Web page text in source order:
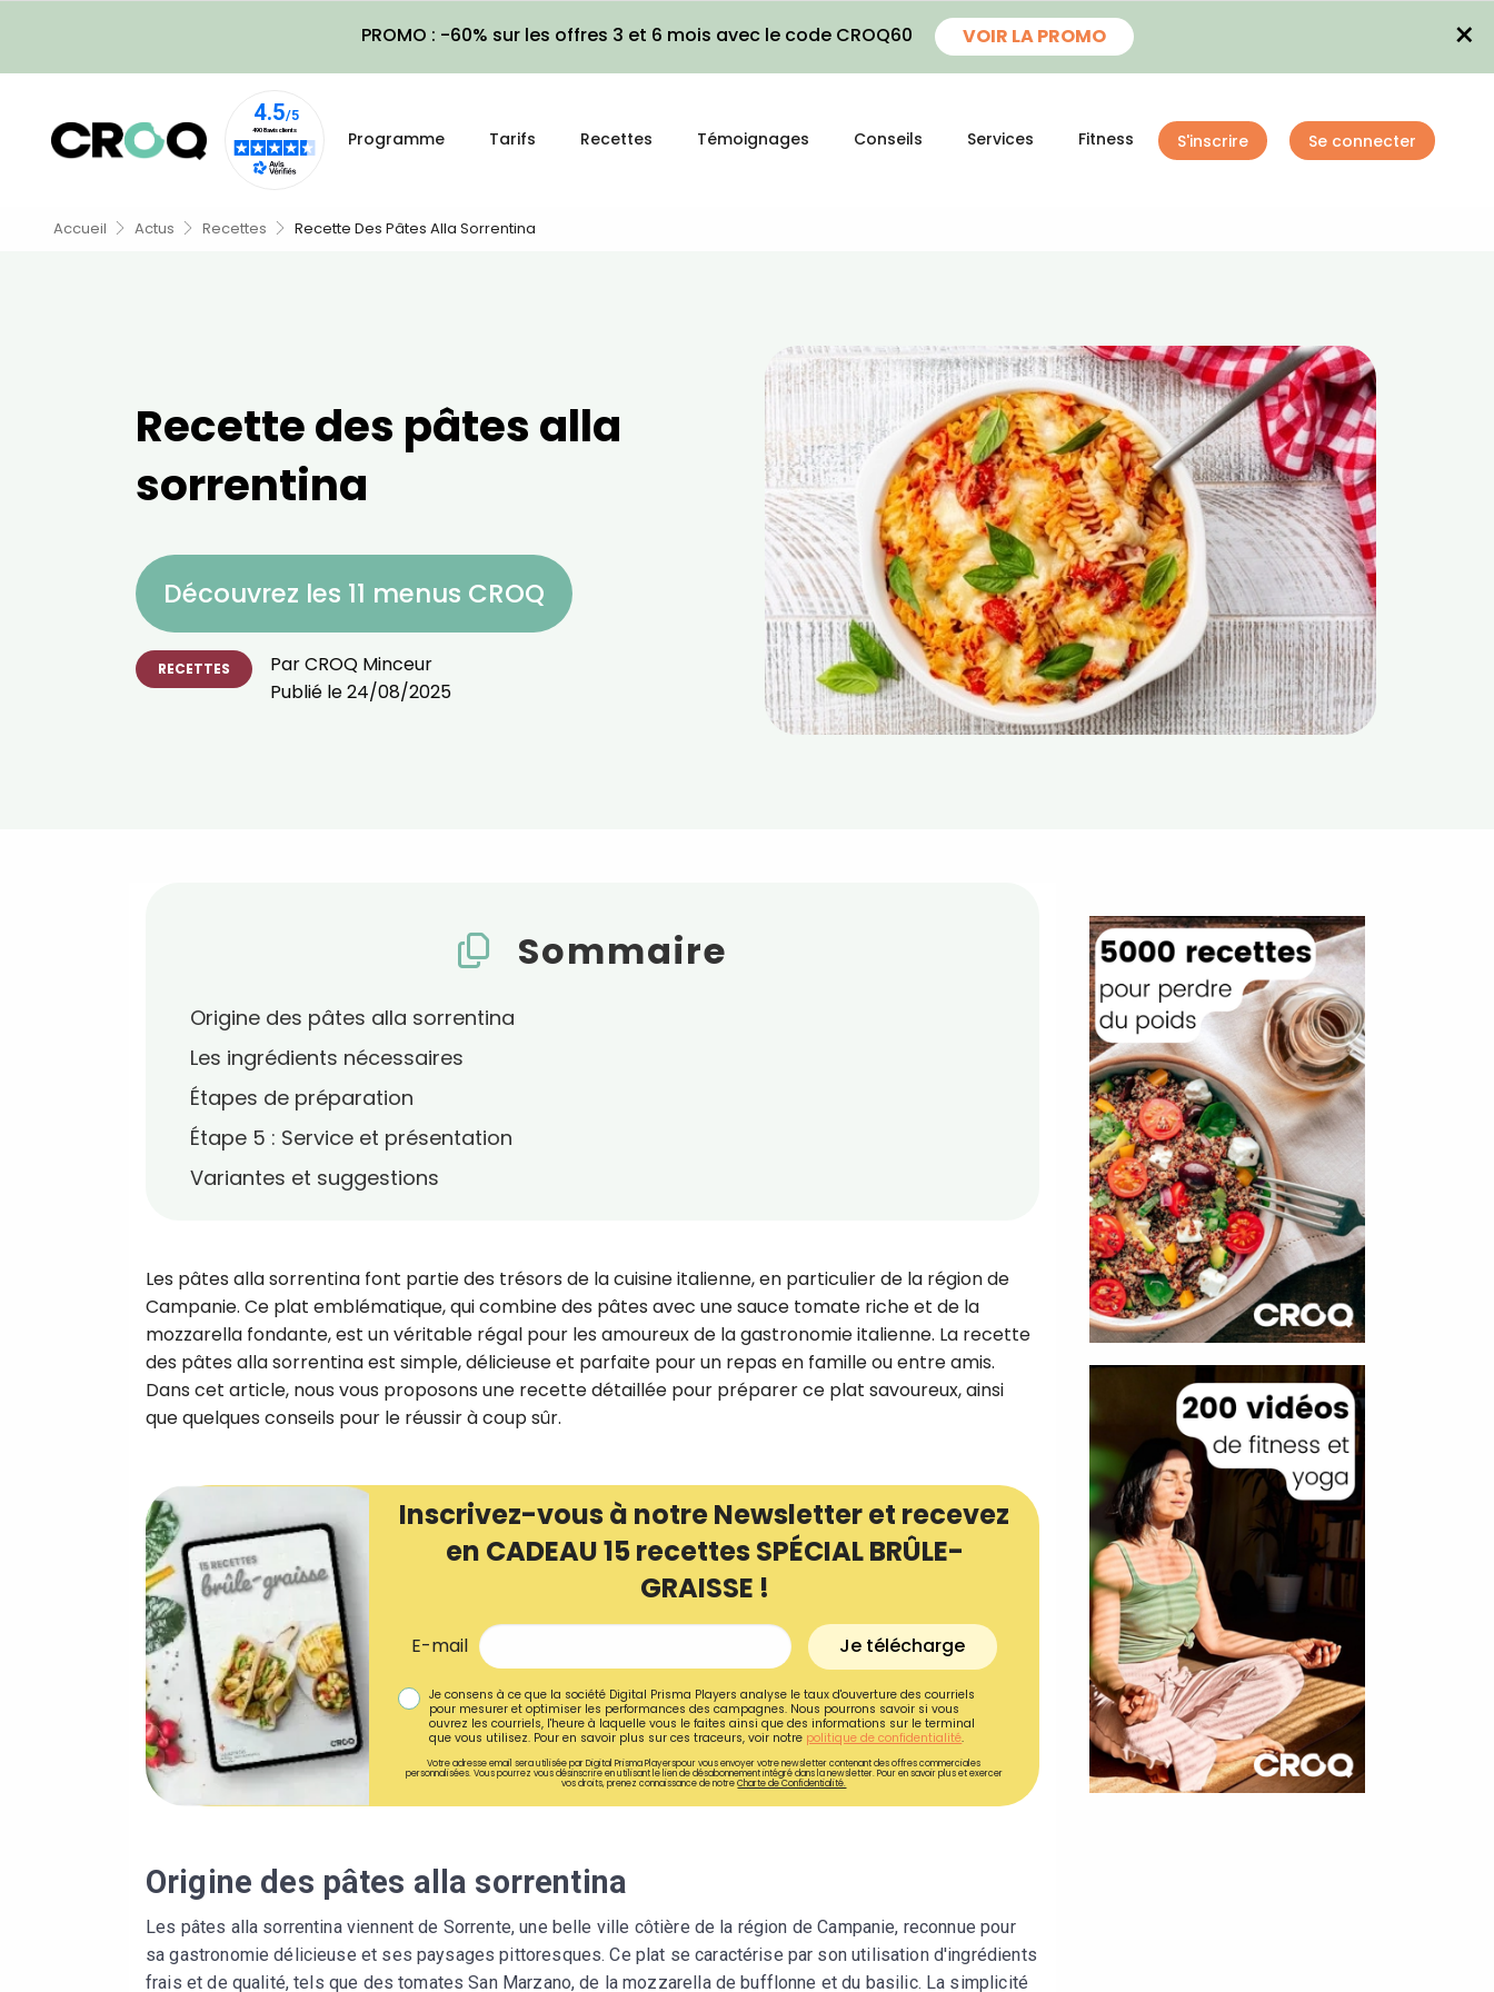
PROMO : -60% sur les offres 3 et 6 mois avec le code CROQ60 VOIR LA PROMO ×
Programme Tarifs Recettes Témoignages Conseils Services Fitness S'inscrire Se connecter
Accueil Actus Recettes Recette Des Pâtes Alla Sorrentina
Recette des pâtes alla
sorrentina
Découvrez les 11 menus CROQ
RECETTES ParCROQ Minceur
Publié le24/08/2025
Sommaire
Origine des pâtes alla sorrentina
Les ingrédients nécessaires
Étapes de préparation
Étape 5 : Service et présentation
Variantes et suggestions
Les pâtes alla sorrentina font partie des trésors de la cuisine italienne, en particulier de la région de
Campanie. Ce plat emblématique, qui combine des pâtes avec une sauce tomate riche et de la
mozzarella fondante, est un véritable régal pour les amoureux de la gastronomie italienne. La recette
des pâtes alla sorrentina est simple, délicieuse et parfaite pour un repas en famille ou entre amis.
Dans cet article, nous vous proposons une recette détaillée pour préparer ce plat savoureux, ainsi
que quelques conseils pour le réussir à coup sûr.
Inscrivez-vous à notre Newsletter et recevez
en CADEAU 15 recettes SPÉCIAL BRÛLE-
GRAISSE !
E-mail Je télécharge
Je consens à ce que la société Digital Prisma Players analyse le taux d'ouverture des courriels
pour mesurer et optimiser les performances des campagnes. Nous pourrons savoir si vous
ouvrez les courriels, l'heure à laquelle vous le faites ainsi que des informations sur le terminal
que vous utilisez. Pour en savoir plus sur ces traceurs, voir notre politique de confidentialité.
Votre adresse email sera utilisée par Digital Prisma Playerspour vous envoyer votre newsletter contenant des offres commerciales
personnalisées. Vous pourrez vous désinscrire en utilisant le lien de désabonnement intégré dans la newsletter. Pour en savoir plus et exercer
vos droits, prenez connaissance de notreCharte de Confidentialité.
Origine des pâtes alla sorrentina
Les pâtes alla sorrentina viennent de Sorrente, une belle ville côtière de la région de Campanie, reconnue pour
sa gastronomie délicieuse et ses paysages pittoresques. Ce plat se caractérise par son utilisation d'ingrédients
frais et de qualité, tels que des tomates San Marzano, de la mozzarella de bufflonne et du basilic. La simplicité
!
Ainsi que la newsletter promotionnelle de